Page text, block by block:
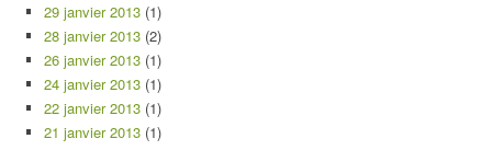
29 janvier 2013 (1)
28 janvier 2013 (2)
26 janvier 2013 (1)
24 janvier 2013 (1)
22 janvier 2013 (1)
21 janvier 2013 (1)